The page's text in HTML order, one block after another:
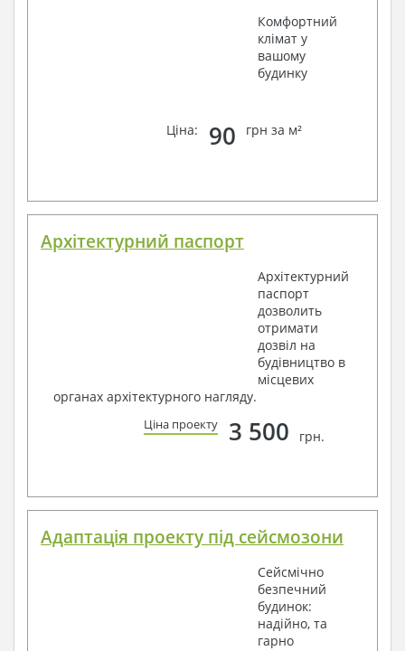
Комфортний
клімат у
вашому
будинку
Ціна: 90 грн за м²
Архітектурний паспорт
Архітектурний
паспорт
дозволить
отримати
дозвіл на
будівництво в
місцевих
органах архітектурного нагляду.
Ціна проекту 3 500 грн.
Адаптація проекту під сейсмозони
Сейсмічно
безпечний
будинок:
надійно, та
гарно